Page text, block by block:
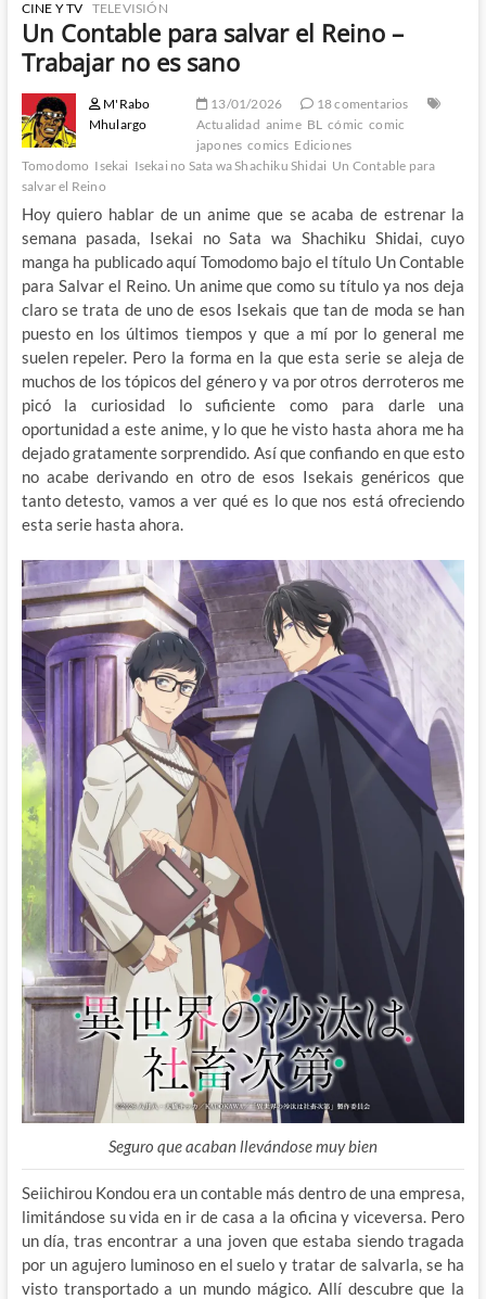
CINE Y TV TELEVISIÓN
Un Contable para salvar el Reino –
Trabajar no es sano
M'Rabo
Mhulargo
13/01/2026
18 comentarios
Actualidad anime BL cómic comic
japones comics Ediciones
Tomodomo Isekai Isekai no Sata wa Shachiku Shidai Un Contable para
salvar el Reino
Hoy quiero hablar de un anime que se acaba de estrenar la
semana pasada, Isekai no Sata wa Shachiku Shidai, cuyo
manga ha publicado aquí Tomodomo bajo el título Un Contable
para Salvar el Reino. Un anime que como su título ya nos deja
claro se trata de uno de esos Isekais que tan de moda se han
puesto en los últimos tiempos y que a mí por lo general me
suelen repeler. Pero la forma en la que esta serie se aleja de
muchos de los tópicos del género y va por otros derroteros me
picó la curiosidad lo suficiente como para darle una
oportunidad a este anime, y lo que he visto hasta ahora me ha
dejado gratamente sorprendido. Así que confiando en que esto
no acabe derivando en otro de esos Isekais genéricos que
tanto detesto, vamos a ver qué es lo que nos está ofreciendo
esta serie hasta ahora.
Seguro que acaban llevándose muy bien
Seiichirou Kondou era un contable más dentro de una empresa,
limitándose su vida en ir de casa a la oficina y viceversa. Pero
un día, tras encontrar a una joven que estaba siendo tragada
por un agujero luminoso en el suelo y tratar de salvarla, se ha
visto transportado a un mundo mágico. Allí descubre que la